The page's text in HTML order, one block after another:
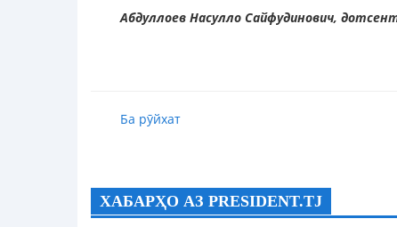
Абдуллоев Насулло Сайфудинович,
Ба рӯйхат
ХАБАРҲО АЗ PRESIDENT.TJ